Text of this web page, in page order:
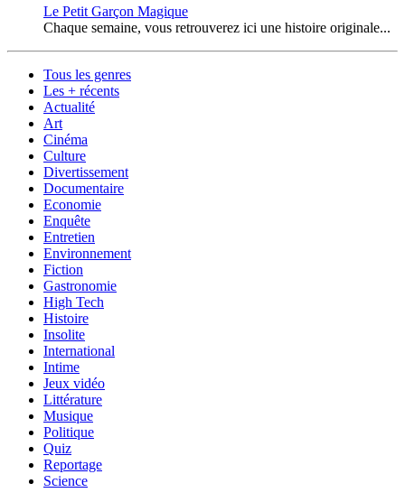
Le Petit Garçon Magique
Chaque semaine, vous retrouverez ici une histoire originale...
Tous les genres
Les + récents
Actualité
Art
Cinéma
Culture
Divertissement
Documentaire
Economie
Enquête
Entretien
Environnement
Fiction
Gastronomie
High Tech
Histoire
Insolite
International
Intime
Jeux vidéo
Littérature
Musique
Politique
Quiz
Reportage
Science